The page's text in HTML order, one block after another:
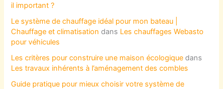
il important ?
Le système de chauffage idéal pour mon bateau |
Chauffage et climatisation dans Les chauffages Webasto
pour véhicules
Les critères pour construire une maison écologique dans
Les travaux inhérents à l’aménagement des combles
Guide pratique pour mieux choisir votre système de